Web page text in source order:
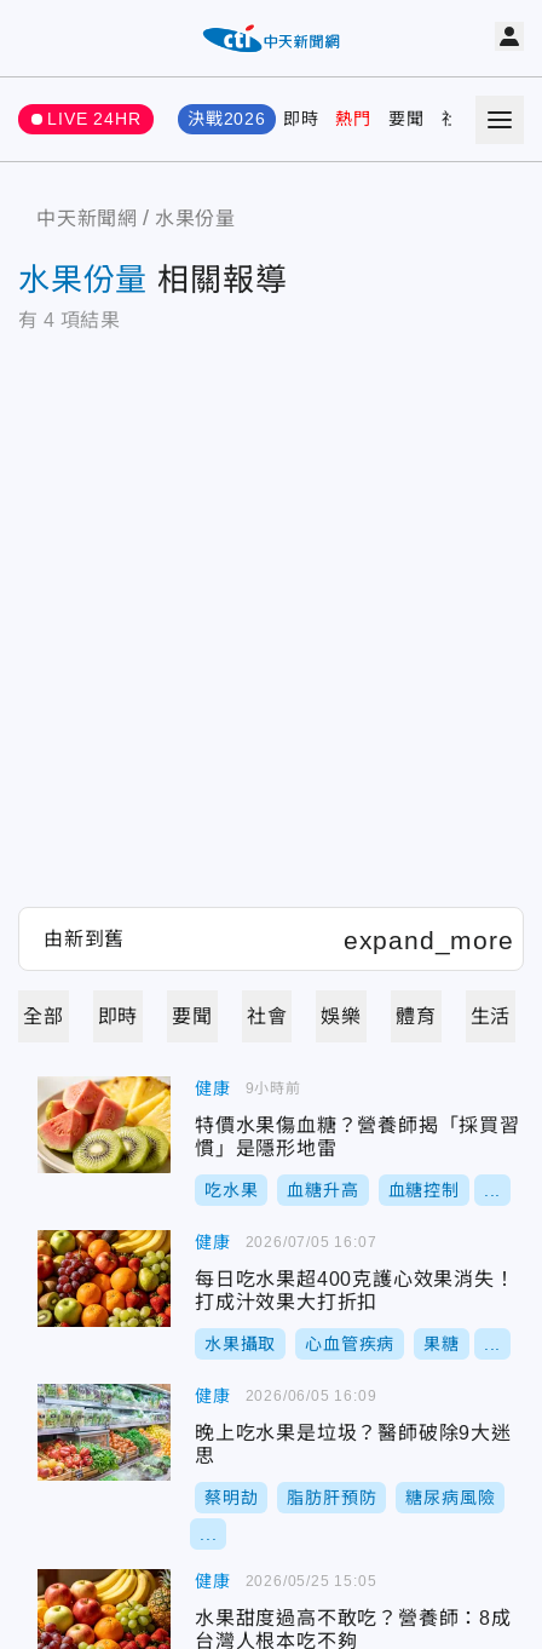
LIVE 24HR 決戰2026 即時 熱門 要聞 社會 娛樂
中天新聞網 水果份量
水果份量 相關報導
有 4 項結果
全部 即時 要聞 社會 娛樂 體育 生活
健康
特價水果傷血糖？營養師揭「採買習
慣」是隱形地雷
吃水果 血糖升高 血糖控制
9小時前
健康
每日吃水果超400克護心效果消失！
打成汁效果大打折扣
水果攝取 心血管疾病 果糖
2026/07/05 16:07
健康
晚上吃水果是垃圾？醫師破除9大迷
思
蔡明劼 脂肪肝預防 糖尿病風險
2026/06/05 16:09
健康
水果甜度過高不敢吃？營養師：8成
台灣人根本吃不夠
2026/05/25 15:05